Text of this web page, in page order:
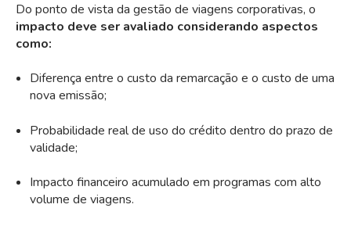
Do ponto de vista da gestão de viagens corporativas, o
impacto deve ser avaliado considerando aspectos
como:
Diferença entre o custo da remarcação e o custo de uma
nova emissão;
Probabilidade real de uso do crédito dentro do prazo de
validade;
Impacto financeiro acumulado em programas com alto
volume de viagens.